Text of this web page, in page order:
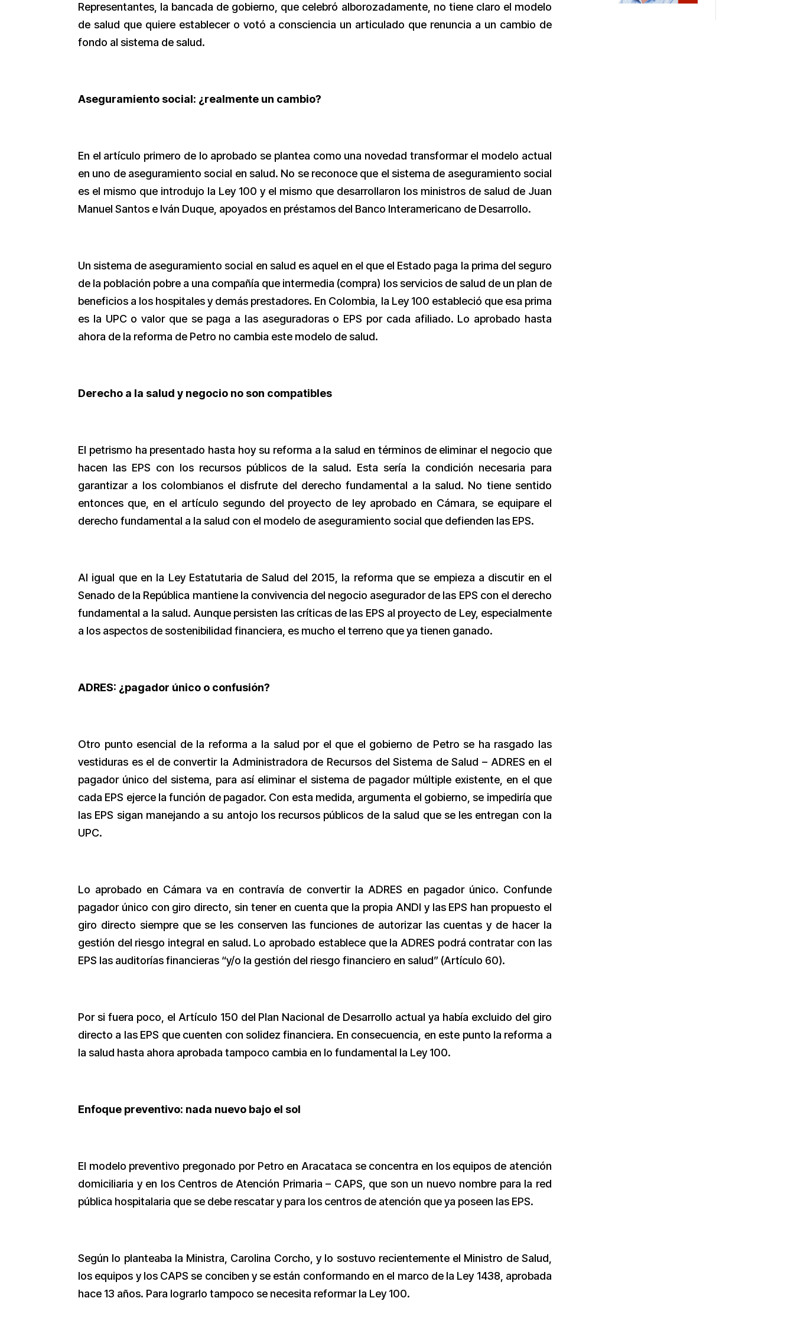
Representantes, la bancada de gobierno, que celebró alborozadamente, no tiene claro el modelo
de salud que quiere establecer o votó a consciencia un articulado que renuncia a un cambio de
fondo al sistema de salud.
Aseguramiento social: ¿realmente un cambio?
En el artículo primero de lo aprobado se plantea como una novedad transformar el modelo actual
en uno de aseguramiento social en salud. No se reconoce que el sistema de aseguramiento social
es el mismo que introdujo la Ley 100 y el mismo que desarrollaron los ministros de salud de Juan
Manuel Santos e Iván Duque, apoyados en préstamos del Banco Interamericano de Desarrollo.
Un sistema de aseguramiento social en salud es aquel en el que el Estado paga la prima del seguro
de la población pobre a una compañía que intermedia (compra) los servicios de salud de un plan de
beneficios a los hospitales y demás prestadores. En Colombia, la Ley 100 estableció que esa prima
es la UPC o valor que se paga a las aseguradoras o EPS por cada afiliado. Lo aprobado hasta
ahora de la reforma de Petro no cambia este modelo de salud.
Derecho a la salud y negocio no son compatibles
El petrismo ha presentado hasta hoy su reforma a la salud en términos de eliminar el negocio que
hacen las EPS con los recursos públicos de la salud. Esta sería la condición necesaria para
garantizar a los colombianos el disfrute del derecho fundamental a la salud. No tiene sentido
entonces que, en el artículo segundo del proyecto de ley aprobado en Cámara, se equipare el
derecho fundamental a la salud con el modelo de aseguramiento social que defienden las EPS.
Al igual que en la Ley Estatutaria de Salud del 2015, la reforma que se empieza a discutir en el
Senado de la República mantiene la convivencia del negocio asegurador de las EPS con el derecho
fundamental a la salud. Aunque persisten las críticas de las EPS al proyecto de Ley, especialmente
a los aspectos de sostenibilidad financiera, es mucho el terreno que ya tienen ganado.
ADRES: ¿pagador único o confusión?
Otro punto esencial de la reforma a la salud por el que el gobierno de Petro se ha rasgado las
vestiduras es el de convertir la Administradora de Recursos del Sistema de Salud – ADRES en el
pagador único del sistema, para así eliminar el sistema de pagador múltiple existente, en el que
cada EPS ejerce la función de pagador. Con esta medida, argumenta el gobierno, se impediría que
las EPS sigan manejando a su antojo los recursos públicos de la salud que se les entregan con la
UPC.
Lo aprobado en Cámara va en contravía de convertir la ADRES en pagador único. Confunde
pagador único con giro directo, sin tener en cuenta que la propia ANDI y las EPS han propuesto el
giro directo siempre que se les conserven las funciones de autorizar las cuentas y de hacer la
gestión del riesgo integral en salud. Lo aprobado establece que la ADRES podrá contratar con las
EPS las auditorías financieras “y/o la gestión del riesgo financiero en salud” (Artículo 60).
Por si fuera poco, el Artículo 150 del Plan Nacional de Desarrollo actual ya había excluido del giro
directo a las EPS que cuenten con solidez financiera. En consecuencia, en este punto la reforma a
la salud hasta ahora aprobada tampoco cambia en lo fundamental la Ley 100.
Enfoque preventivo: nada nuevo bajo el sol
El modelo preventivo pregonado por Petro en Aracataca se concentra en los equipos de atención
domiciliaria y en los Centros de Atención Primaria – CAPS, que son un nuevo nombre para la red
pública hospitalaria que se debe rescatar y para los centros de atención que ya poseen las EPS.
Según lo planteaba la Ministra, Carolina Corcho, y lo sostuvo recientemente el Ministro de Salud,
los equipos y los CAPS se conciben y se están conformando en el marco de la Ley 1438, aprobada
hace 13 años. Para lograrlo tampoco se necesita reformar la Ley 100.